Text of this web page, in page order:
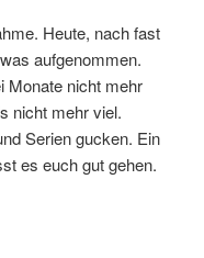
Heute, nach fast
aufgenommen.
Monate nicht mehr
nicht mehr viel.
Serien gucken. Ein
es euch gut gehen.